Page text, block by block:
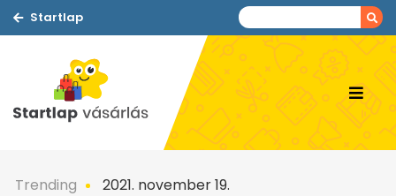
Startlap
Trending 2021. november 19.